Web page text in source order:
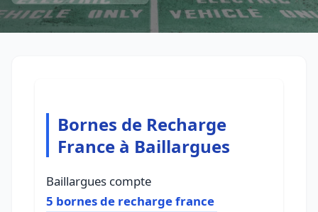
Bornes de Recharge
France à Baillargues
Baillargues compte
5 bornes de recharge france